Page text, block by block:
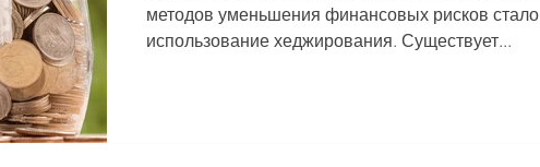
методов уменьшения финансовых рисков стало
использование хеджирования. Существует...